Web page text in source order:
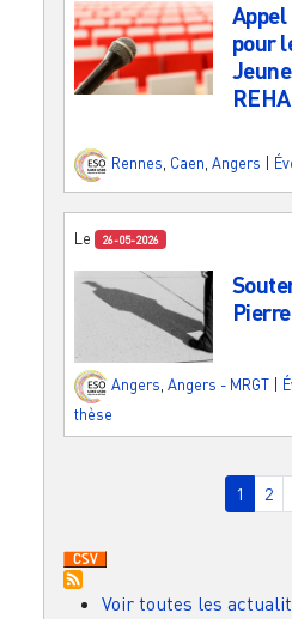
pour
Rennes Caen Angers
Le 26-05-2026
Angers, Angers - MRGT
thèse
Page
1 2
Voir toutes les